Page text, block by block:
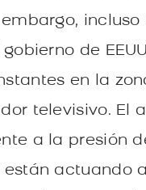
de
en la
televisivo. El
a la presión
están actuando